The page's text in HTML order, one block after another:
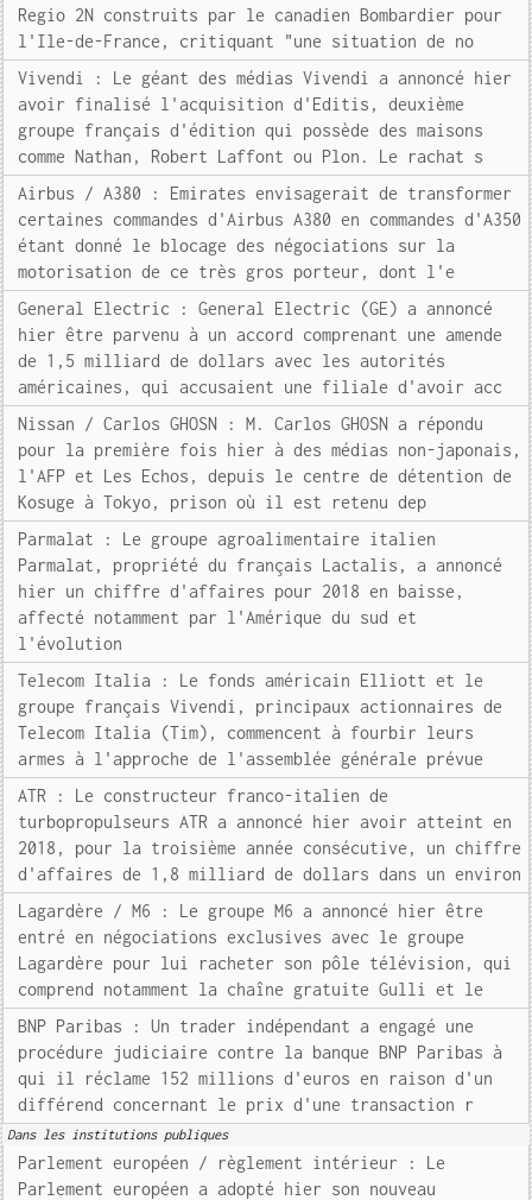
Regio 2N construits par le canadien Bombardier pour
l'Ile-de-France, critiquant "une situation de no
Vivendi : Le géant des médias Vivendi a annoncé hier
avoir finalisé l'acquisition d'Editis, deuxième
groupe français d'édition qui possède des maisons
comme Nathan, Robert Laffont ou Plon. Le rachat s
Airbus / A380 : Emirates envisagerait de transformer
certaines commandes d'Airbus A380 en commandes d'A350
étant donné le blocage des négociations sur la
motorisation de ce très gros porteur, dont l'e
General Electric : General Electric (GE) a annoncé
hier être parvenu à un accord comprenant une amende
de 1,5 milliard de dollars avec les autorités
américaines, qui accusaient une filiale d'avoir acc
Nissan / Carlos GHOSN : M. Carlos GHOSN a répondu
pour la première fois hier à des médias non-japonais,
l'AFP et Les Echos, depuis le centre de détention de
Kosuge à Tokyo, prison où il est retenu dep
Parmalat : Le groupe agroalimentaire italien
Parmalat, propriété du français Lactalis, a annoncé
hier un chiffre d'affaires pour 2018 en baisse,
affecté notamment par l'Amérique du sud et
l'évolution
Telecom Italia : Le fonds américain Elliott et le
groupe français Vivendi, principaux actionnaires de
Telecom Italia (Tim), commencent à fourbir leurs
armes à l'approche de l'assemblée générale prévue
ATR : Le constructeur franco-italien de
turbopropulseurs ATR a annoncé hier avoir atteint en
2018, pour la troisième année consécutive, un chiffre
d'affaires de 1,8 milliard de dollars dans un environ
Lagardère / M6 : Le groupe M6 a annoncé hier être
entré en négociations exclusives avec le groupe
Lagardère pour lui racheter son pôle télévision, qui
comprend notamment la chaîne gratuite Gulli et le
BNP Paribas : Un trader indépendant a engagé une
procédure judiciaire contre la banque BNP Paribas à
qui il réclame 152 millions d'euros en raison d'un
différend concernant le prix d'une transaction r
Dans les institutions publiques
Parlement européen / règlement intérieur : Le
Parlement européen a adopté hier son nouveau